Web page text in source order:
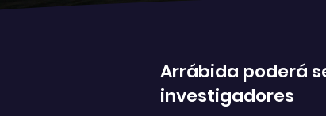
Arrábida poderá
investigadores